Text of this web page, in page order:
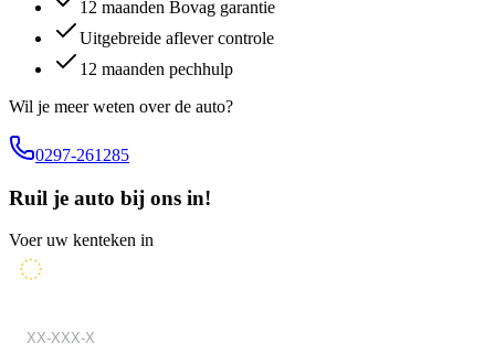
12 maanden Bovag garantie
Uitgebreide aflever controle
12 maanden pechhulp
Wil je meer weten over de auto?
0297-261285
Ruil je auto bij ons in!
Voer uw kenteken in